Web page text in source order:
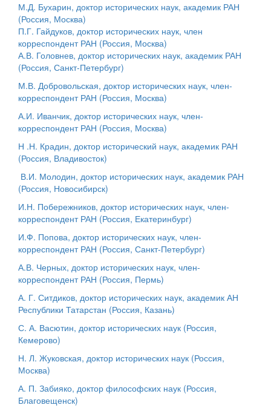
М.Д. Бухарин, доктор исторических наук, академик РАН
(Россия, Москва)
П.Г. Гайдуков, доктор исторических наук, член
корреспондент РАН (Россия, Москва)
А.В. Головнев, доктор исторических наук, академик РАН
(Россия, Санкт-Петербург)
М.В. Добровольская, доктор исторических наук, член-
корреспондент РАН (Россия, Москва)
А.И. Иванчик, доктор исторических наук, член-
корреспондент РАН (Россия, Москва)
Н .Н. Крадин, доктор исторический наук, академик РАН
(Россия, Владивосток)
В.И. Молодин, доктор исторических наук, академик РАН
(Россия, Новосибирск)
И.Н. Побережников, доктор исторических наук, член-
корреспондент РАН (Россия, Екатеринбург)
И.Ф. Попова, доктор исторических наук, член-
корреспондент РАН (Россия, Санкт-Петербург)
А.В. Черных, доктор исторических наук, член-
корреспондент РАН (Россия, Пермь)
А. Г. Ситдиков, доктор исторических наук, академик АН
Республики Татарстан (Россия, Казань)
С. А. Васютин, доктор исторических наук (Россия,
Кемерово)
Н. Л. Жуковская, доктор исторических наук (Россия,
Москва)
А. П. Забияко, доктор философских наук (Россия,
Благовещенск)